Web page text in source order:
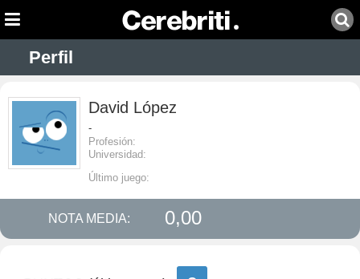
Perfil
David López
-
Profesión:
Universidad:
Último juego:
NOTA MEDIA: 0,00